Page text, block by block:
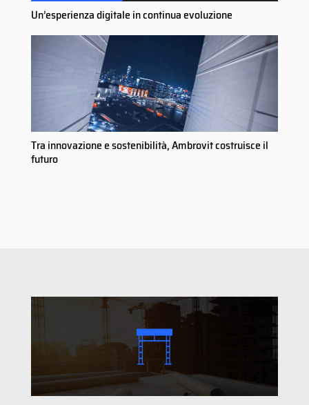
Un’esperienza digitale in continua evoluzione
Tra innovazione e sostenibilità, Ambrovit costruisce il
futuro